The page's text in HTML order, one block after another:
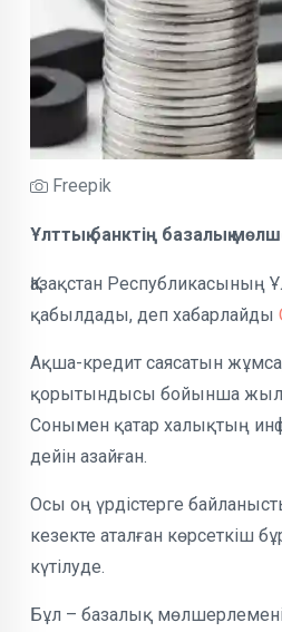
Freepik
Ұлттық банктің базалық
Қазақстан Республикасының
қабылдады, деп хабарлайды
Ақша-кредит саясатын
қорытындысы бойынша
Сонымен қатар халықтың
дейін азайған.
Осы оң үрдістерге
кезекте аталған көрсеткіш
күтілуде.
Бұл – базалық